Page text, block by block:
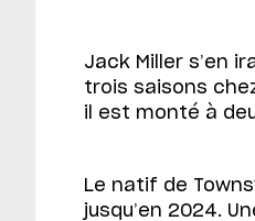
Jack Miller s’en
trois saisons
il est monté à
Le natif de
jusqu’en 2024.